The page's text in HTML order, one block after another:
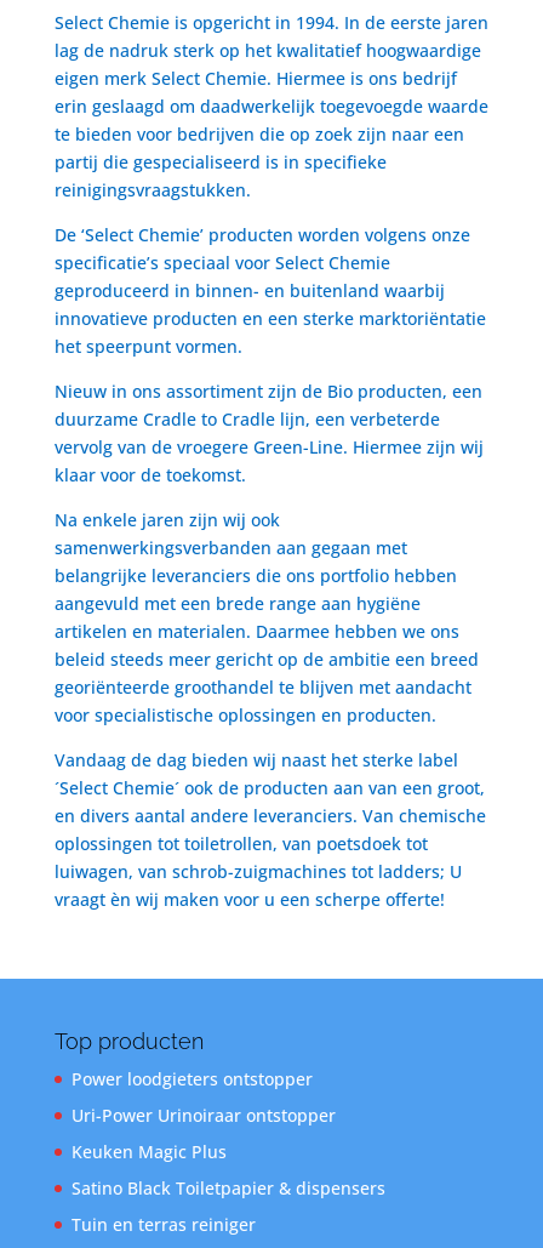
Select Chemie is opgericht in 1994. In de eerste jaren
lag de nadruk sterk op het kwalitatief hoogwaardige
eigen merk Select Chemie. Hiermee is ons bedrijf
erin geslaagd om daadwerkelijk toegevoegde waarde
te bieden voor bedrijven die op zoek zijn naar een
partij die gespecialiseerd is in specifieke
reinigingsvraagstukken.
De ‘Select Chemie’ producten worden volgens onze
specificatie’s speciaal voor Select Chemie
geproduceerd in binnen- en buitenland waarbij
innovatieve producten en een sterke marktoriëntatie
het speerpunt vormen.
Nieuw in ons assortiment zijn de Bio producten, een
duurzame Cradle to Cradle lijn, een verbeterde
vervolg van de vroegere Green-Line. Hiermee zijn wij
klaar voor de toekomst.
Na enkele jaren zijn wij ook
samenwerkingsverbanden aan gegaan met
belangrijke leveranciers die ons portfolio hebben
aangevuld met een brede range aan hygiëne
artikelen en materialen. Daarmee hebben we ons
beleid steeds meer gericht op de ambitie een breed
georiënteerde groothandel te blijven met aandacht
voor specialistische oplossingen en producten.
Vandaag de dag bieden wij naast het sterke label
´Select Chemie´ ook de producten aan van een groot,
en divers aantal andere leveranciers. Van chemische
oplossingen tot toiletrollen, van poetsdoek tot
luiwagen, van schrob-zuigmachines tot ladders; U
vraagt èn wij maken voor u een scherpe offerte!
Top producten
Power loodgieters ontstopper
Uri-Power Urinoiraar ontstopper
Keuken Magic Plus
Satino Black Toiletpapier & dispensers
Tuin en terras reiniger